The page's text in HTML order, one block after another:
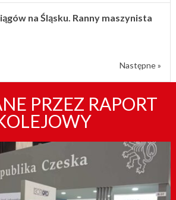
na Śląsku. Ranny maszynista
Następne »
PRZEZ RAPORT